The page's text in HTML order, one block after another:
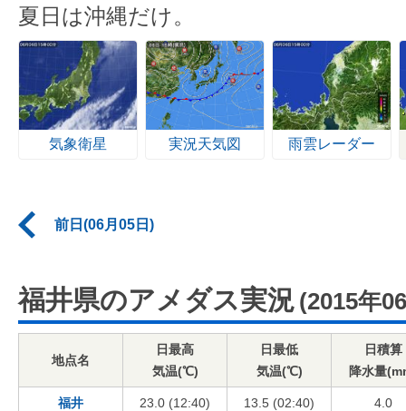
夏日は沖縄だけ。
気象衛星 実況天気図 雨雲レーダー
前日(06月05日)
福井県のアメダス実況 (2015年
地点名
日最高
気温(℃)
日最低
気温(℃)
日積算
降水量
福井 23.0 (12:40) 13.5 (02:40) 4.0